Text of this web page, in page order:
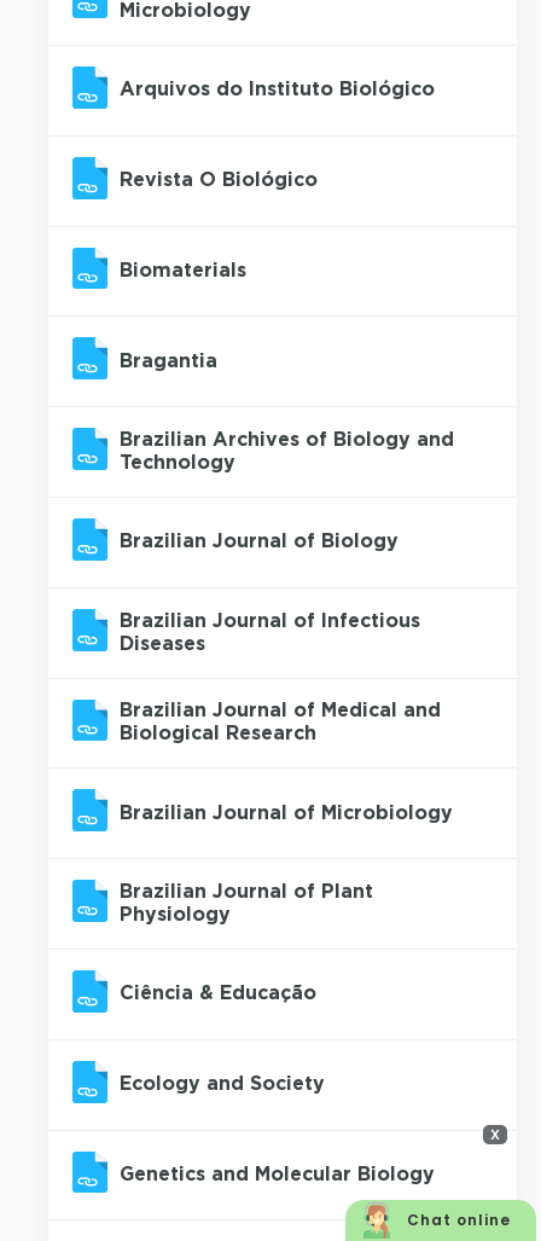
Microbiology
Arquivos do Instituto Biológico
Revista O Biológico
Biomaterials
Bragantia
Brazilian Archives of Biology and
Technology
Brazilian Journal of Biology
Brazilian Journal of Infectious
Diseases
Brazilian Journal of Medical and
Biological Research
Brazilian Journal of Microbiology
Brazilian Journal of Plant
Physiology
Ciência & Educação
Ecology and Society
Genetics and Molecular Biology
x
Chat online